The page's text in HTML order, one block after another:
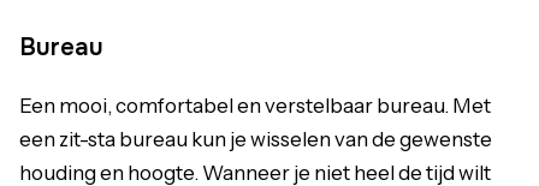
Bureau
Een mooi, comfortabel en verstelbaar bureau. Met
een zit-sta bureau kun je wisselen van de gewenste
houding en hoogte. Wanneer je niet heel de tijd wilt